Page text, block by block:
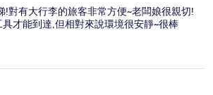
!對有大行李的旅客非常方便~老闆娘很親切!
才能到達,但相對來說環境很安靜~很棒